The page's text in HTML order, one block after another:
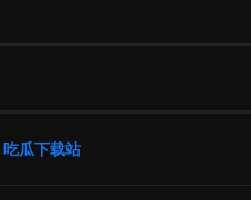
吃瓜下载站